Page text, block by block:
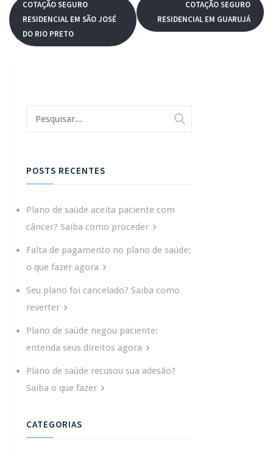
COTAÇÃO SEGURO
RESIDENCIAL EM SÃO JOSÉ
DO RIO PRETO
COTAÇÃO SEGURO
RESIDENCIAL EM GUARUJÁ
POSTS RECENTES
Plano de saúde aceita paciente com
câncer? Saiba como proceder
Falta de pagamento no plano de saúde:
o que fazer agora
Seu plano foi cancelado? Saiba como
reverter
Plano de saúde negou paciente:
entenda seus direitos agora
Plano de saúde recusou sua adesão?
Saiba o que fazer
CATEGORIAS